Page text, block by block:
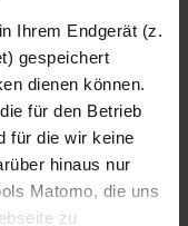
Ihrem Endgerät (z.
gespeichert
dienen können.
für den Betrieb
für die wir keine
hinaus nur
Matomo, die uns
zu
Lorenz